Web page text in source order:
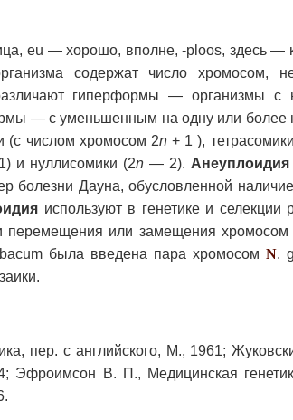
eu — хорошо, вполне, -ploos, здесь —
содержат число хромосом,
гиперформы — организмы с
— с уменьшенным на одну или более
(с числом хромосом 2n+ 1 ),
и нуллисомики (2n — 2). Анеуплоидия
болезни Дауна, обусловленной
используют в генетике и селекции
перемещения или замещения хромосом
была введена пара хромосом N.
пер. с английского, М., 1961;
Эфроимсон В. П., Медицинская